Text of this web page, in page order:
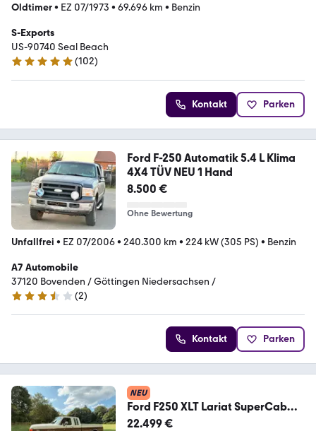
Oldtimer• EZ 07/1973 • 69.696 km • Benzin
S-Exports
US-90740 Seal Beach
4.9 Sterne
(102)
Kontakt Parken
Ford F-250 Automatik 5.4 L Klima
4X4 TÜV NEU 1 Hand
8.500 €
Ohne Bewertung
Unfallfrei • EZ 07/2006• 240.300 km • 224 kW (305 PS) • Benzin
A7 Automobile
37120 Bovenden / Göttingen Niedersachsen /
3.5 Sterne
(2)
Kontakt Parken
NEU
Ford F250 XLT Lariat SuperCab
7,5L V8
22.499 €